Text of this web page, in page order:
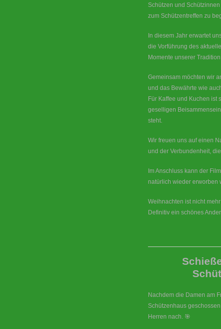
Schützen und
zum Schützentreffen zu
In diesem Jahr erwartet
die Vorführung des
Momente unserer
Gemeinsam möchten wir
und das Bewährte wie
Für Kaffee und Kuchen ist
geselligen
steht.
Wir freuen uns auf einen
und der Verbundenheit,
Im Anschluss kann der
natürlich wieder erworben
Weihnachten ist nicht
Definitiv ein schönes
Nachdem die Damen am
Schützenhaus
Herren nach. 🎯